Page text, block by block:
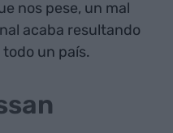
nos pese, un mal
acaba resultando
un país.